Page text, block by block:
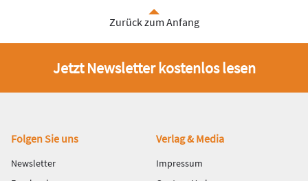
Zurück zum Anfang
Jetzt Newsletter kostenlos lesen
Fußbereich
Folgen Sie uns
Newsletter
Verlag & Media
Impressum